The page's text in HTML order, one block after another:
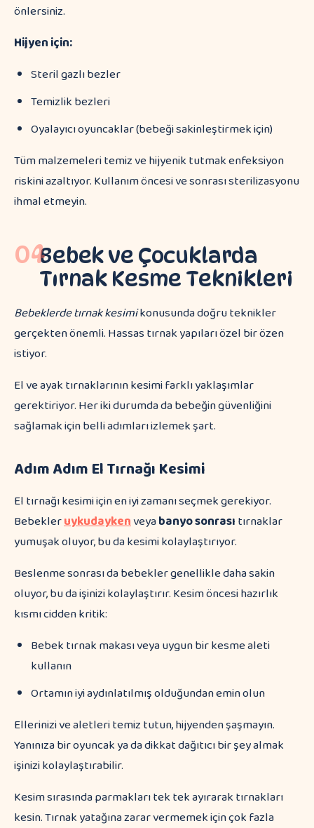
önlersiniz.
Hijyen için:
Steril gazlı bezler
Temizlik bezleri
Oyalayıcı oyuncaklar (bebeği sakinleştirmek için)
Tüm malzemeleri temiz ve hijyenik tutmak enfeksiyon
riskini azaltıyor. Kullanım öncesi ve sonrası sterilizasyonu
ihmal etmeyin.
04Bebek ve Çocuklarda
Tırnak Kesme Teknikleri
Bebeklerde tırnak kesimikonusunda doğru teknikler
gerçekten önemli. Hassas tırnak yapıları özel bir özen
istiyor.
El ve ayak tırnaklarının kesimi farklı yaklaşımlar
gerektiriyor. Her iki durumda da bebeğin güvenliğini
sağlamak için belli adımları izlemek şart.
Adım Adım El Tırnağı Kesimi
El tırnağı kesimi için en iyi zamanı seçmek gerekiyor.
Bebekleruykudaykenveyabanyo sonrasıtırnaklar
yumuşak oluyor, bu da kesimi kolaylaştırıyor.
Beslenme sonrası da bebekler genellikle daha sakin
oluyor, bu da işinizi kolaylaştırır. Kesim öncesi hazırlık
kısmı cidden kritik:
Bebek tırnak makası veya uygun bir kesme aleti
kullanın
Ortamın iyi aydınlatılmış olduğundan emin olun
Ellerinizi ve aletleri temiz tutun, hijyenden şaşmayın.
Yanınıza bir oyuncak ya da dikkat dağıtıcı bir şey almak
işinizi kolaylaştırabilir.
Kesim sırasında parmakları tek tek ayırarak tırnakları
kesin. Tırnak yatağına zarar vermemek için çok fazla